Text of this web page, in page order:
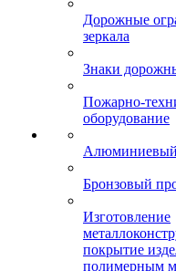
Дорожные
зеркала
Знаки
Пожарно-
оборудование
Алюминиевый
Бронзовый
Изготовление
покрытие
полимерным